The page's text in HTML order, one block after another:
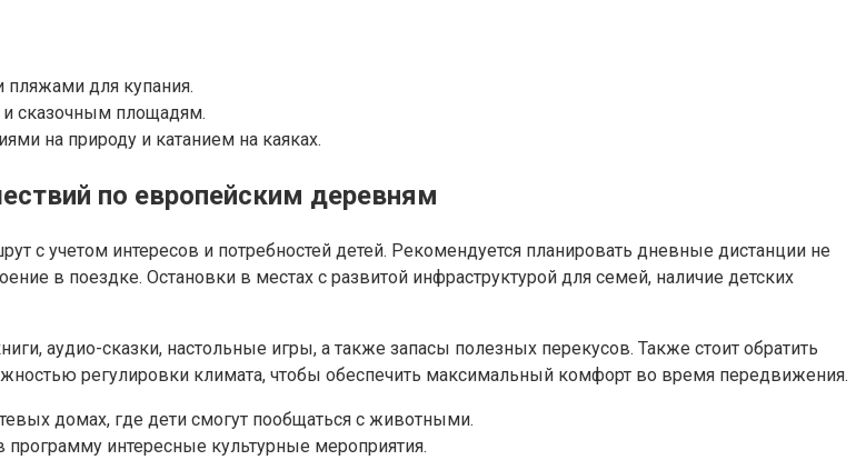
для купания.
и сказочным площадям.
на природу и катанием на каяках.
по европейским деревням
с учетом интересов и потребностей детей. Рекомендуется планировать дневные дистанции не
в поездке. Остановки в местах с развитой инфраструктурой для семей, наличие детских
аудио-сказки, настольные игры, а также запасы полезных перекусов. Также стоит обратить
регулировки климата, чтобы обеспечить максимальный комфорт во время передвижения.
домах, где дети смогут пообщаться с животными.
интересные культурные мероприятия.